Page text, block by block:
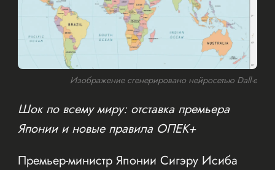
Изображение сгенерировано нейросетью Dall-e
Шок по всему миру: отставка премьера
Японии и новые правила ОПЕК+
Премьер-министр Японии Сигэру Исиба